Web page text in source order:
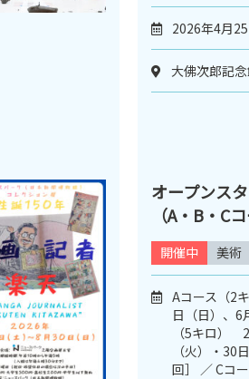
2026年4月
大佛次郎記
オープンス
（A・B・Cコ
開催中 美術
Aコース（2
日（日）、6
（5キロ）
（火）・30
回］ ／ Cコ